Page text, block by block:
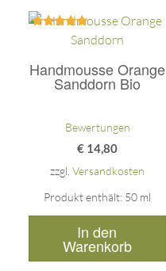
Handmousse Orange
Sanddorn Bio
Bewertet
von 5
Bewertungen
€ 14,80
zzgl.Versandkosten
Produkt enthält: 50 ml
In den
Warenkorb